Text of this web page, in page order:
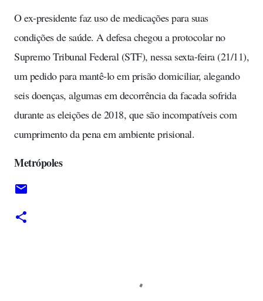
O ex-presidente faz uso de medicações para suas
condições de saúde. A defesa chegou a protocolar no
Supremo Tribunal Federal (STF), nessa sexta-feira (21/11),
um pedido para mantê-lo em prisão domiciliar, alegando
seis doenças, algumas em decorrência da facada sofrida
durante as eleições de 2018, que são incompatíveis com
cumprimento da pena em ambiente prisional.
Metrópoles